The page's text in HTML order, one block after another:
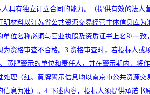
人具有独立订立合同的能力。（提供有效的法人
明材料以江苏省公共资源交易经营主体信息库为
单位名称必须与营业执照及资质证书上名称一致
为资格审查不合格。3.资格审查时，若投标人或
黄牌警示的单位和责任人，并在警示期内，将
处理（红、黄牌警示信息均以南京市公共资源交
信息为准）。4.下述内容，投标人须提供承诺书